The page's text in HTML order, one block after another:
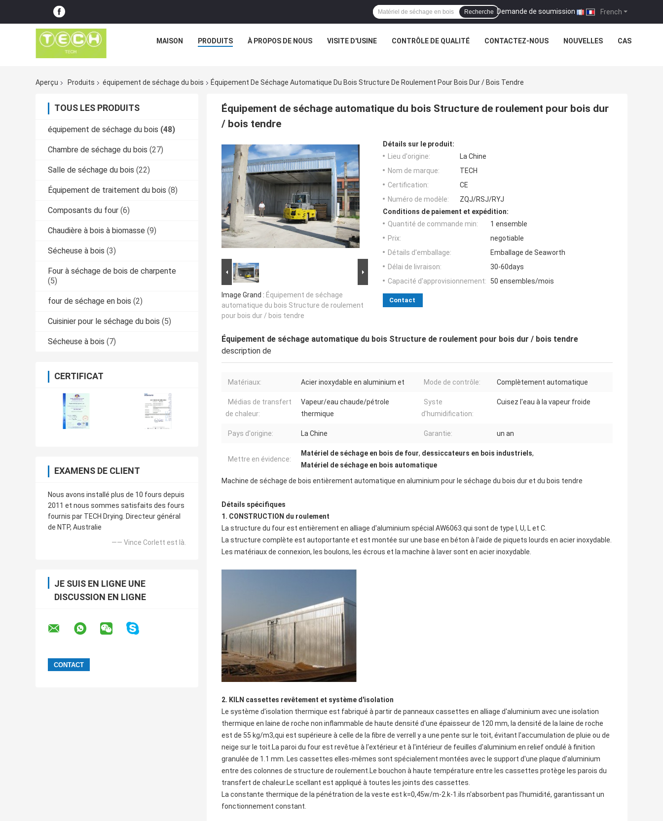
French
Demande de soumission |
Recherche
MAISON PRODUITS À PROPOS DE NOUS VISITE D'USINE CONTRÔLE DE QUALITÉ CONTACTEZ-NOUS NOUVELLES CAS
Aperçu Produits équipement de séchage du bois Équipement De Séchage Automatique Du Bois Structure De Roulement Pour Bois Dur / Bois Tendre
TOUS LES PRODUITS
équipement de séchage du bois (48)
Chambre de séchage du bois (27)
Salle de séchage du bois (22)
Équipement de traitement du bois (8)
Composants du four (6)
Chaudière à bois à biomasse (9)
Sécheuse à bois (3)
Four à séchage de bois de charpente
(5)
four de séchage en bois (2)
Cuisinier pour le séchage du bois (5)
Sécheuse à bois (7)
CERTIFICAT
EXAMENS DE CLIENT
Nous avons installé plus de 10 fours depuis
2011 et nous sommes satisfaits des fours
fournis par TECH Drying. Directeur général
de NTP, Australie
—— Vince Corlett est là.
JE SUIS EN LIGNE UNE
DISCUSSION EN LIGNE
Équipement de séchage automatique du bois Structure de roulement pour bois dur
/ bois tendre
Image Grand : Équipement de séchage
automatique du bois Structure de roulement
pour bois dur / bois tendre
Détails sur le produit:
Lieu d'origine:
La Chine
Nom de marque:
TECH
Certification:
CE
Numéro de modèle:
ZQJ/RSJ/RYJ
Conditions de paiement et expédition:
Quantité de commande min:
1 ensemble
Prix:
negotiable
Détails d'emballage:
Emballage de Seaworth
Délai de livraison:
30-60days
Capacité d'approvisionnement:
50 ensembles/mois
Contact
Équipement de séchage automatique du bois Structure de roulement pour bois dur / bois tendre
description de
Matériaux: Acier inoxydable en aluminium et Mode de contrôle: Complètement automatique
Médias de transfert
de chaleur:
Vapeur/eau chaude/pétrole
thermique
Syste
d'humidification:
Cuisez l'eau à la vapeur froide
Pays d'origine: La Chine Garantie: un an
Mettre en évidence:
Matériel de séchage en bois de four, dessiccateurs en bois industriels,
Matériel de séchage en bois automatique
Machine de séchage de bois entièrement automatique en aluminium pour le séchage du bois dur et du bois tendre
Détails spécifiques
1. CONSTRUCTION du roulement
La structure du four est entièrement en alliage d'aluminium spécial AW6063.qui sont de type I, U, L et C.
La structure complète est autoportante et est montée sur une base en béton à l'aide de piquets lourds en acier inoxydable.
Les matériaux de connexion, les boulons, les écrous et la machine à laver sont en acier inoxydable.
2. KILN cassettes revêtement et système d'isolation
Le système d'isolation thermique est fabriqué à partir de panneaux cassettes en alliage d'aluminium avec une isolation
thermique en laine de roche non inflammable de haute densité d'une épaisseur de 120 mm, la densité de la laine de roche
est de 55 kg/m3,qui est supérieure à celle de la fibre de verreIl y a une pente sur le toit, évitant l'accumulation de pluie ou de
neige sur le toit.La paroi du four est revêtue à l'extérieur et à l'intérieur de feuilles d'aluminium en relief ondulé à finition
granulée de 1.1 mm. Les cassettes elles-mêmes sont spécialement montées avec le support d'une plaque d'aluminium
entre des colonnes de structure de roulement.Le bouchon à haute température entre les cassettes protège les parois du
transfert de chaleur.Le scellant est appliqué à toutes les joints des cassettes.
La constante thermique de la pénétration de la veste est k=0,45w/m-2.k-1.ils n'absorbent pas l'humidité, garantissant un
fonctionnement constant.